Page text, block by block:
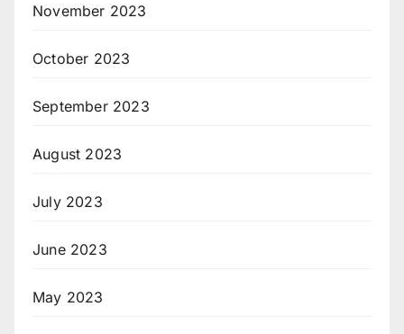
November 2023
October 2023
September 2023
August 2023
July 2023
June 2023
May 2023